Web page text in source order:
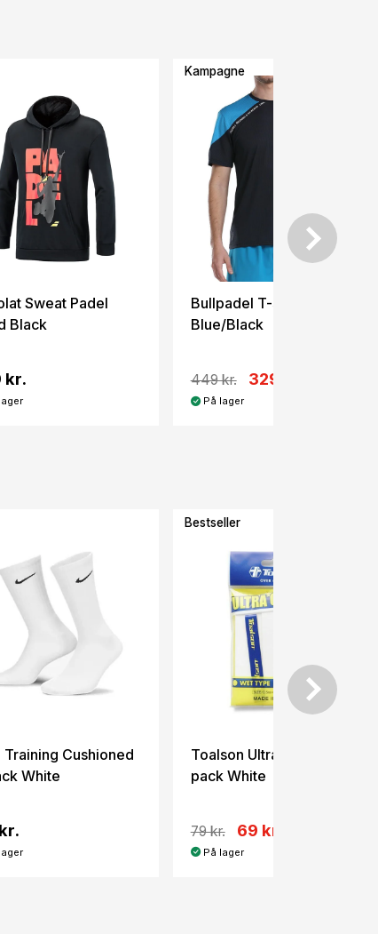
Sweat Padel
Black
kr.
Kampagne
Bullpadel T-shirt Afamo
Blue/Black
449 kr. 329 kr.
På lager
Training Cushioned
White
Bestseller
Toalson Ultra Grip 3-
pack White
79 kr. 69 kr.
På lager